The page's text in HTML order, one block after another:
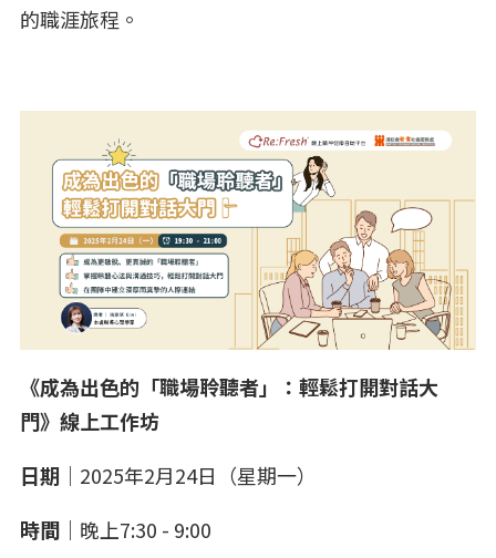
的職涯旅程。
《成為出色的「職場聆聽者」：輕鬆打開對話大
門》線上工作坊
日期 ｜2025年2月24日（星期一）
時間 ｜晚上7:30 - 9:00